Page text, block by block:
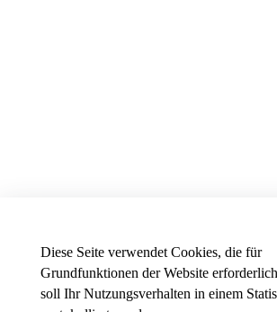
Diese Seite verwendet Cookies, die für
Grundfunktionen der Website
soll Ihr Nutzungsverhalten in einem